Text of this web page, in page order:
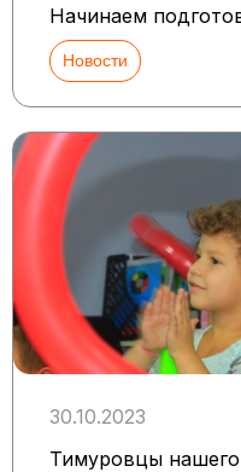
Начинаем
Новости
30.10.2023
Тимуровцы